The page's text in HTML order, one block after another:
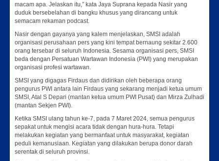
macam apa. Jelaskan itu,” kata Jaya Suprana kepada Nasir yang
duduk bersebelahan di bangku khusus yang dirancang untuk
semacam rekaman podcast.
Nasir dengan gayanya yang kalem menjelaskan, SMSI adalah
organisasi perusahaan pers yang kini tempat bernaung sekitar 2.600
orang tersebar di seluruh Indonesia. Sesama organisasi pers, SMSI
beda dengan Persatuan Wartawan Indonesia (PWI) yang merupakan
organisasi profesi wartawan.
SMSI yang digagas Firdaus dan didirikan oleh beberapa orang
pengurus PWI antara lain Firdaus yang sekarang menjadi ketua umum
SMSI, Atal S Depari (mantan ketua umum PWI Pusat) dan Mirza Zulhadi
(mantan Sekjen PWI).
Ketika SMSI ulang tahun ke-7, pada 7 Maret 2024, semua pengurus
sepakat untuk mengisi acara tidak dengan hura-hura. Tetapi
melakukan kegiatan yang bermanfaat untuk masyarakat, kegiatan
peduli kemanusiaan. Kegiatan yang dilakukan berupa donor darah
serentak di seluruh provinsi.